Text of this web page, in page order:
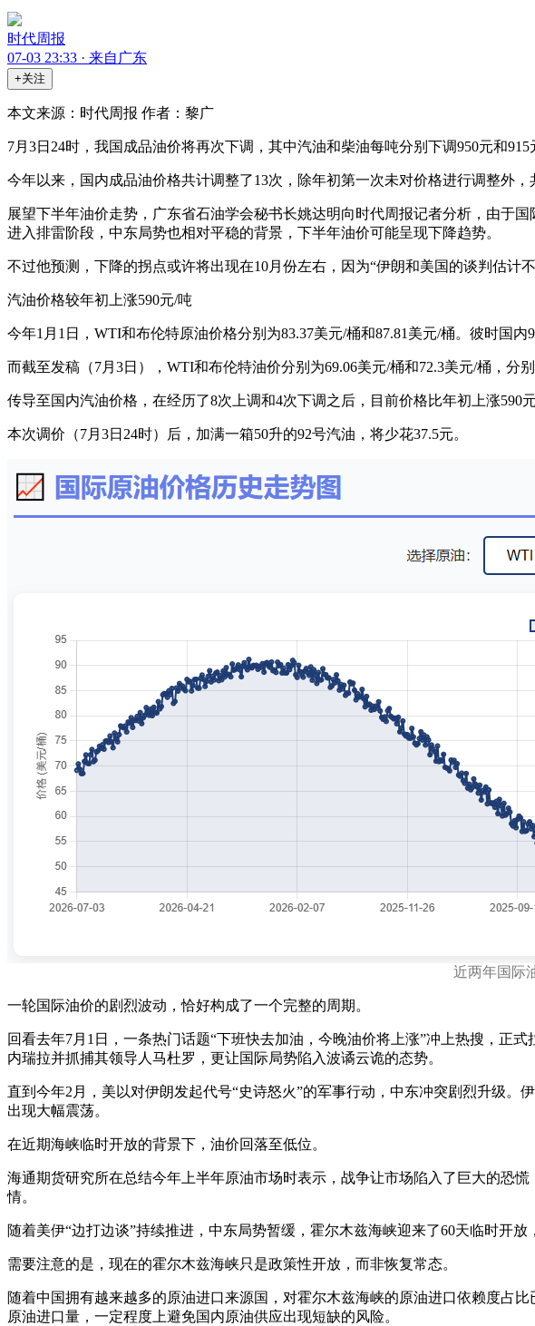
时代周报
07-03 23:33 · 来自广东
+关注
本文来源：时代周报 作者：黎广
7月3日24时，我国成品油价将再次下调，其中汽油和柴油每吨分别下调950元和
今年以来，国内成品油价格共计调整了13次，除年初第一次未对价格进行调整外
展望下半年油价走势，广东省石油学会秘书长姚达明向时代周报记者分析，由于
进入排雷阶段，中东局势也相对平稳的背景，下半年油价可能呈现下降趋势。
不过他预测，下降的拐点或许将出现在10月份左右，因为“伊朗和美国的谈判估计
汽油价格较年初上涨590元/吨
今年1月1日，WTI和布伦特原油价格分别为83.37美元/桶和87.81美元/桶。彼时国内
而截至发稿（7月3日），WTI和布伦特油价分别为69.06美元/桶和72.3美元/桶，分
传导至国内汽油价格，在经历了8次上调和4次下调之后，目前价格比年初上涨590
本次调价（7月3日24时）后，加满一箱50升的92号汽油，将少花37.5元。
近两年国际
一轮国际油价的剧烈波动，恰好构成了一个完整的周期。
回看去年7月1日，一条热门话题“下班快去加油，今晚油价将上涨”冲上热搜，正
内瑞拉并抓捕其领导人马杜罗，更让国际局势陷入波谲云诡的态势。
直到今年2月，美以对伊朗发起代号“史诗怒火”的军事行动，中东冲突剧烈升级
出现大幅震荡。
在近期海峡临时开放的背景下，油价回落至低位。
海通期货研究所在总结今年上半年原油市场时表示，战争让市场陷入了巨大的恐
情。
随着美伊“边打边谈”持续推进，中东局势暂缓，霍尔木兹海峡迎来了60天临时开
需要注意的是，现在的霍尔木兹海峡只是政策性开放，而非恢复常态。
随着中国拥有越来越多的原油进口来源国，对霍尔木兹海峡的原油进口依赖度占
原油进口量，一定程度上避免国内原油供应出现短缺的风险。